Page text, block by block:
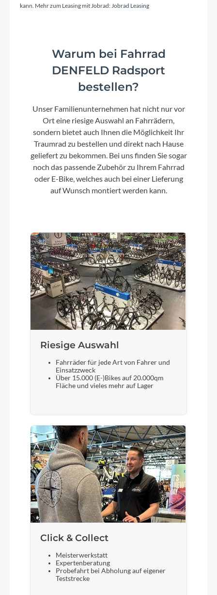
Lenker
Farbe
black matt
Rücklicht
FUXON R-121, LED mit Standlichtfunktion
Vorderrad Nabe
Scheinwerfer
FUXON FS-50, 50 Lux LED mit Schalter, Sensor
und Standlichtfunktion
Umwerfer
SHIMANO Acera FD-T3000
Laufradgröße
28"
Gepäckträger
Schalthebel
SHIMANO Altus SL-M2010
Steuersatz
FSA No.57SC
ZECURE Comfort Men
Gabel
SR SUNTOUR NEX-E25 HLO
kann. Mehr zum Leasing mit Jobrad:Jobrad Leasing
Warum bei Fahrrad
DENFELD Radsport
bestellen?
Unser Familienunternehmen hat nicht nur vor
Ort eine riesige Auswahl an Fahrrädern,
sondern bietet auch Ihnen die Möglichkeit Ihr
Traumrad zu bestellen und direkt nach Hause
geliefert zu bekommen. Bei uns finden Sie sogar
noch das passende Zubehör zu Ihrem Fahrrad
oder E-Bike, welches auch bei einer Lieferung
auf Wunsch montiert werden kann.
Riesige Auswahl
Fahrräder für jede Art von Fahrer und
Einsatzzweck
Über 15.000 (E-)Bikes auf 20.000qm
Fläche und vieles mehr auf Lager
Click & Collect
Meisterwerkstatt
Expertenberatung
Probefahrt bei Abholung auf eigener
Teststrecke